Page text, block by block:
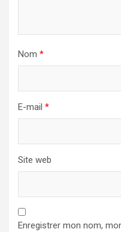
Nom *
E-mail *
Site web
Enregistrer mon nom,